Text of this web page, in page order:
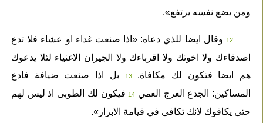
ومن يضع نفسه يرتفع».
12وقال ايضا للذي دعاه: «اذا صنعت غداء او عشاء فلا تدع
اصدقاءك ولا اخوتك ولا اقرباءك ولا الجيران الاغنياء لئلا يدعوك
هم ايضا فتكون لك مكافاة.
13بل اذا صنعت ضيافة فادع
المساكين: الجدع العرج العمي 14فيكون لك الطوبى اذ ليس لهم
حتى يكافوك لانك تكافى في قيامة الابرار».